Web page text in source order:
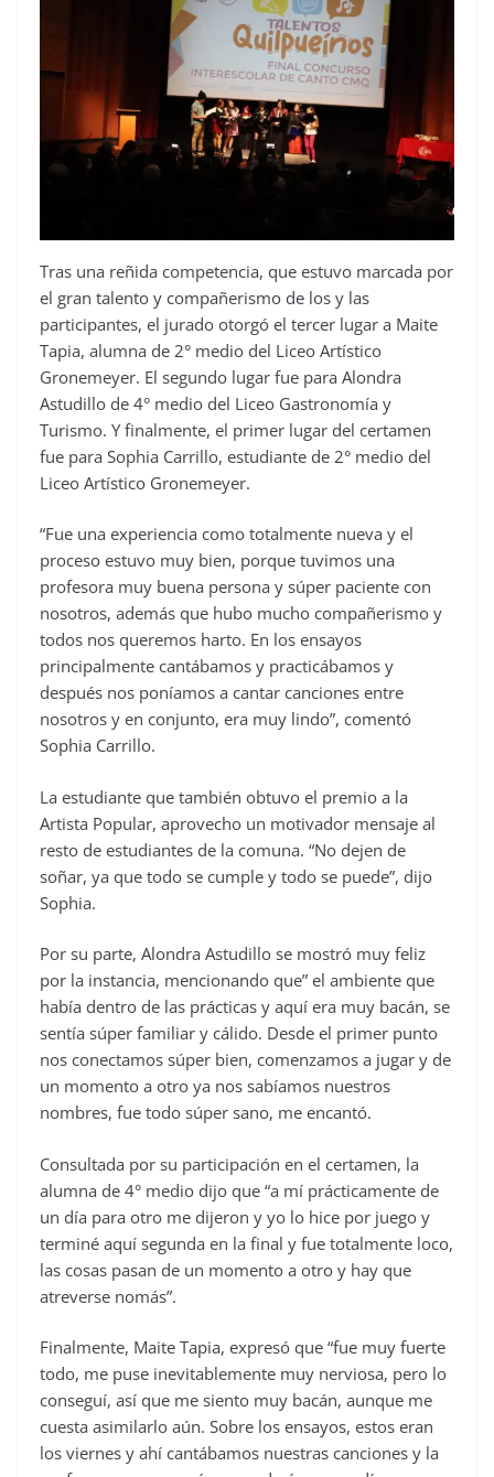
Tras una reñida competencia, que estuvo marcada por
el gran talento y compañerismo de los y las
participantes, el jurado otorgó el tercer lugar a Maite
Tapia, alumna de 2° medio del Liceo Artístico
Gronemeyer. El segundo lugar fue para Alondra
Astudillo de 4° medio del Liceo Gastronomía y
Turismo. Y finalmente, el primer lugar del certamen
fue para Sophia Carrillo, estudiante de 2° medio del
Liceo Artístico Gronemeyer.
“Fue una experiencia como totalmente nueva y el
proceso estuvo muy bien, porque tuvimos una
profesora muy buena persona y súper paciente con
nosotros, además que hubo mucho compañerismo y
todos nos queremos harto. En los ensayos
principalmente cantábamos y practicábamos y
después nos poníamos a cantar canciones entre
nosotros y en conjunto, era muy lindo”, comentó
Sophia Carrillo.
La estudiante que también obtuvo el premio a la
Artista Popular, aprovecho un motivador mensaje al
resto de estudiantes de la comuna. “No dejen de
soñar, ya que todo se cumple y todo se puede”, dijo
Sophia.
Por su parte, Alondra Astudillo se mostró muy feliz
por la instancia, mencionando que” el ambiente que
había dentro de las prácticas y aquí era muy bacán, se
sentía súper familiar y cálido. Desde el primer punto
nos conectamos súper bien, comenzamos a jugar y de
un momento a otro ya nos sabíamos nuestros
nombres, fue todo súper sano, me encantó.
Consultada por su participación en el certamen, la
alumna de 4° medio dijo que “a mí prácticamente de
un día para otro me dijeron y yo lo hice por juego y
terminé aquí segunda en la final y fue totalmente loco,
las cosas pasan de un momento a otro y hay que
atreverse nomás”.
Finalmente, Maite Tapia, expresó que “fue muy fuerte
todo, me puse inevitablemente muy nerviosa, pero lo
conseguí, así que me siento muy bacán, aunque me
cuesta asimilarlo aún. Sobre los ensayos, estos eran
los viernes y ahí cantábamos nuestras canciones y la